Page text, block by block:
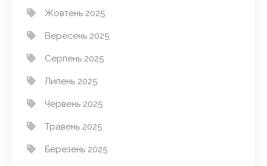
Жовтень 2025
Вересень 2025
Серпень 2025
Липень 2025
Червень 2025
Травень 2025
Березень 2025